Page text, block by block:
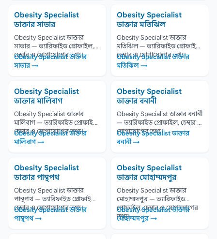
Obesity Specialist
ডাক্তার সাভার
Obesity Specialist ডাক্তার
সাভার — ভ্যারিফাইড প্রোফাইল,
চেম্বার ও যোগাযোগের তথ্য।
Obesity Specialist ডাক্তার
সাভার →
Obesity Specialist
ডাক্তার মতিঝিল
Obesity Specialist ডাক্তার
মতিঝিল — ভ্যারিফাইড প্রোফাইল,
চেম্বার ও যোগাযোগের তথ্য।
Obesity Specialist ডাক্তার
মতিঝিল →
Obesity Specialist
ডাক্তার মালিবাগ
Obesity Specialist ডাক্তার
মালিবাগ — ভ্যারিফাইড প্রোফাইল,
চেম্বার ও যোগাযোগের তথ্য।
Obesity Specialist ডাক্তার
মালিবাগ →
Obesity Specialist
ডাক্তার বনানী
Obesity Specialist ডাক্তার বনানী
— ভ্যারিফাইড প্রোফাইল, চেম্বার ও
যোগাযোগের তথ্য।
Obesity Specialist ডাক্তার
বনানী →
Obesity Specialist
ডাক্তার পান্থপথ
Obesity Specialist ডাক্তার
পান্থপথ — ভ্যারিফাইড প্রোফাইল,
চেম্বার ও যোগাযোগের তথ্য।
Obesity Specialist ডাক্তার
পান্থপথ →
Obesity Specialist
ডাক্তার মোহাম্মদপুর
Obesity Specialist ডাক্তার
মোহাম্মদপুর — ভ্যারিফাইড
প্রোফাইল, চেম্বার ও যোগাযোগের
তথ্য।
Obesity Specialist ডাক্তার
মোহাম্মদপুর →